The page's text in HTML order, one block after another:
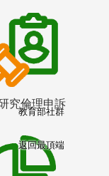
究倫理申訴
教育部社群
返回最頂端